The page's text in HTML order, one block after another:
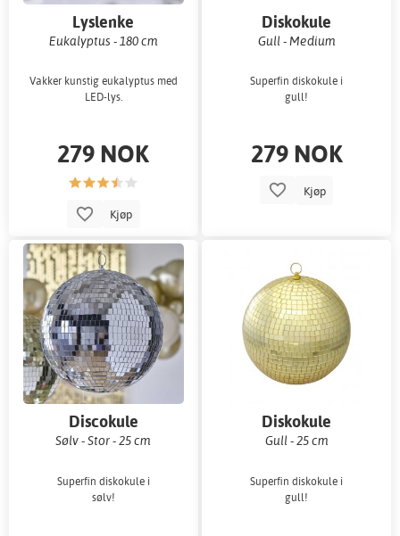
Lyslenke
Eukalyptus - 180 cm
Vakker kunstig eukalyptus med
LED-lys.
279 NOK
Kjøp
Diskokule
Gull - Medium
Superfin diskokule i
gull!
279 NOK
Kjøp
Discokule
Sølv - Stor - 25 cm
Superfin diskokule i
sølv!
Diskokule
Gull - 25 cm
Superfin diskokule i
gull!